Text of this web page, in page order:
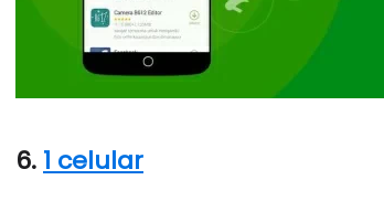
6. 1 celular